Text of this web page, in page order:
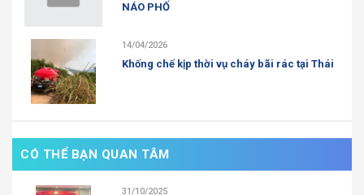
NÁO PHỐ
14/04/2026
Khống chế kịp thời vụ cháy bãi rác tại Thái
CÓ THỂ BẠN QUAN TÂM
31/10/2025